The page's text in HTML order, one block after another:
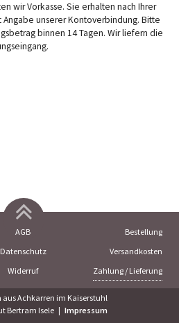
wir Vorkasse. Sie erhalten nach Ihrer
unserer Kontoverbindung. Bitte
binnen 14 Tagen. Wir liefern die
Navigation
AGB
Datenschutz
Widerruf
Bestellung
Versandkosten
Zahlung / Lieferung
aus Achkarren im Kaiserstuhl
Bertram Isele | Impressum